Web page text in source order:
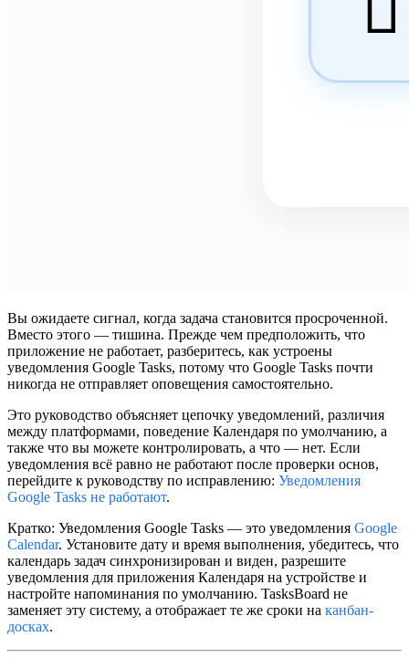
Вы ожидаете сигнал, когда задача становится просроченной.
Вместо этого — тишина. Прежде чем предположить, что
приложение не работает, разберитесь, как устроены
уведомления Google Tasks, потому что Google Tasks почти
никогда не отправляет оповещения самостоятельно.
Это руководство объясняет цепочку уведомлений, различия
между платформами, поведение Календаря по умолчанию, а
также что вы можете контролировать, а что — нет. Если
уведомления всё равно не работают после проверки основ,
перейдите к руководству по исправлению: Уведомления
Google Tasks не работают.
Кратко: Уведомления Google Tasks — это уведомления Google
Calendar. Установите дату и время выполнения, убедитесь, что
календарь задач синхронизирован и виден, разрешите
уведомления для приложения Календаря на устройстве и
настройте напоминания по умолчанию. TasksBoard не
заменяет эту систему, а отображает те же сроки на канбан-
досках.